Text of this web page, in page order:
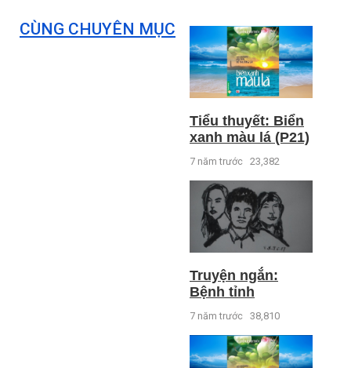
CÙNG CHUYÊN MỤC
Tiểu thuyết: Biển
xanh màu lá (P21)
7 năm trước 23,382
Truyện ngắn:
Bệnh tỉnh
7 năm trước 38,810